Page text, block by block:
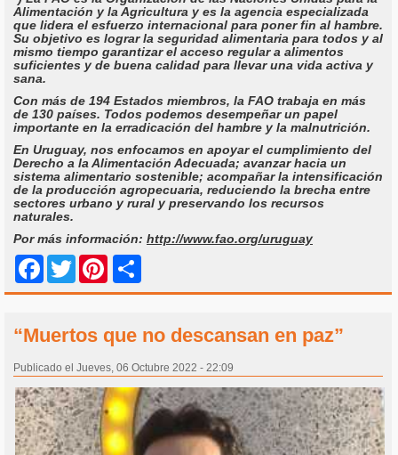
Alimentación y la Agricultura y es la agencia especializada
que lidera el esfuerzo internacional para poner fin al hambre.
Su objetivo es lograr la seguridad alimentaria para todos y al
mismo tiempo garantizar el acceso regular a alimentos
suficientes y de buena calidad para llevar una vida activa y
sana.
Con más de 194 Estados miembros, la FAO trabaja en más
de 130 países. Todos podemos desempeñar un papel
importante en la erradicación del hambre y la malnutrición.
En Uruguay, nos enfocamos en apoyar el cumplimiento del
Derecho a la Alimentación Adecuada; avanzar hacia un
sistema alimentario sostenible; acompañar la intensificación
de la producción agropecuaria, reduciendo la brecha entre
sectores urbano y rural y preservando los recursos
naturales.
Por más información: http://www.fao.org/uruguay
Facebook
Twitter Pinterest
“Muertos que no descansan en paz”
Publicado el Jueves, 06 Octubre 2022 - 22:09